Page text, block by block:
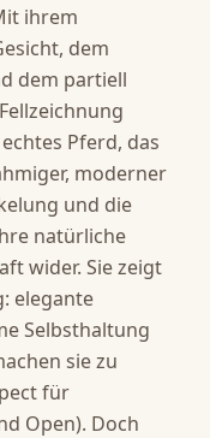
ihrem
dem
dem partiell
Pferd, das
moderner
und die
natürliche
wider. Sie zeigt
elegante
Selbsthaltung
sie zu
für
Open). Doch